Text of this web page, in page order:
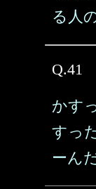
る人
Q.41
かす
すっ
ーん